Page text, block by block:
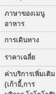
ภาษาของเมนู
อาหาร
การเดินทาง
ราคาเฉลี่ย
ค่าบริการเพิ่มเติม
(เก้าอี้,การ